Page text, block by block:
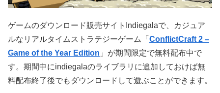
ゲームのダウンロード販売サイトIndiegalaで、カジュア
ルなリアルタイムストラテジーゲーム「 ConflictCraft 2 –
Game of the Year Edition 」が期間限定で無料配布中で
す。期間中にindiegalaのライブラリに追加しておけば無
料配布終了後でもダウンロードして遊ぶことができます。